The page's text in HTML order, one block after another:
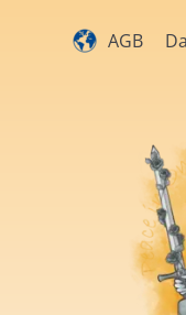
AGB